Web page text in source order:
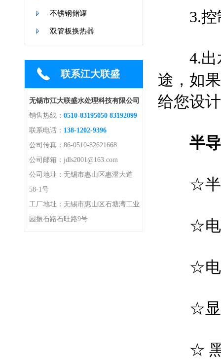
不锈钢储罐
双管板换热器
联系江大联盛
无锡市江大联盛水处理科技有限公司
销售热线： 0510-83195050 83192099
联系电话： 138-1202-9396
公司传真：86-0510-82621668
公司邮箱：jdls2001@163.com
公司地址：无锡市惠山区惠澄大道
58-1号
工厂地址：无锡市惠山区石塘湾工业
园振石路石旺路9号
3.控制
4.出水
途，如
给您设
半
☆半导
☆电解
☆电子
☆显像
☆ 黑白